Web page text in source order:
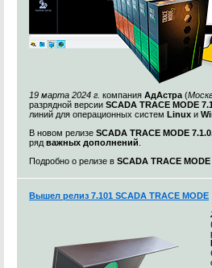
19 марта 2024 г. компания АдАстра (
разрядной версии SCADA TRACE MODE
линий для операционных систем Linux и
В новом релизе SCADA TRACE MODE
ряд важных дополнений
Подробно о релизе в SCADA TRACE MODE
Вышел релиз 7.101 SCADA TRACE MODE